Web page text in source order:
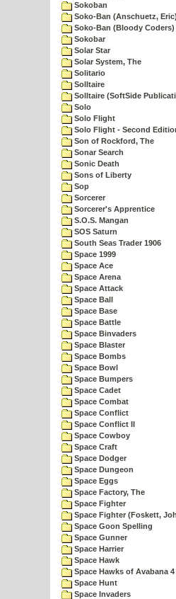
Sokoban
Soko-Ban (Anschuetz,
Soko-Ban (Bloody Coders)
Sokobar
Solar Star
Solar System, The
Solitario
Solltaire
Solltaire (SoftSide
Solo
Solo Flight
Solo Flight - Second
Son of Rockford, The
Sonar Search
Sonic Death
Sons of Liberty
Sop
Sorcerer
Sorcerer's Apprentice
S.O.S. Mangan
SOS Saturn
South Seas Trader 1906
Space 1999
Space Ace
Space Arena
Space Attack
Space Ball
Space Base
Space Battle
Space Binvaders
Space Blaster
Space Bombs
Space Bowl
Space Bumpers
Space Cadet
Space Combat
Space Conflict
Space Conflict II
Space Cowboy
Space Craft
Space Dodger
Space Dungeon
Space Eggs
Space Factory, The
Space Fighter
Space Fighter (Foskett,
Space Goon Spelling
Space Gunner
Space Harrier
Space Hawk
Space Hawks of Avabana 4
Space Hunt
Space Invaders